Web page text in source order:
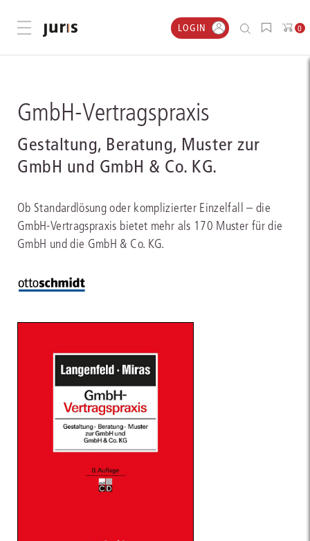
Menü öffnen LOGIN 0
GmbH-Vertragspraxis
Gestaltung, Beratung, Muster zur
GmbH und GmbH & Co. KG.
Ob Standardlösung oder komplizierter Einzelfall – die
GmbH-Vertragspraxis bietet mehr als 170 Muster für die
GmbH und die GmbH & Co. KG.